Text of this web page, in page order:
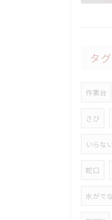
タグ
作業台
さび
いらな
蛇口
水がで